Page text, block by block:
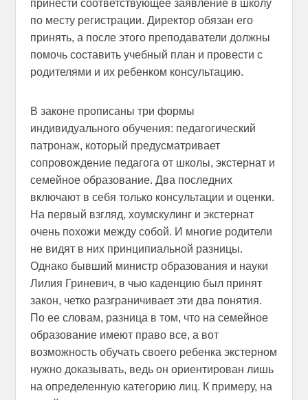
принести соответствующее заявление в школу
по месту регистрации. Директор обязан его
принять, а после этого преподаватели должны
помочь составить учебный план и провести с
родителями и их ребенком консультацию.
В законе прописаны три формы
индивидуального обучения: педагогический
патронаж, который предусматривает
сопровождение педагога от школы, экстернат и
семейное образование. Два последних
включают в себя только консультации и оценки.
На первый взгляд, хоумскулинг и экстернат
очень похожи между собой. И многие родители
не видят в них принципиальной разницы.
Однако бывший министр образования и науки
Лилия Гриневич, в чью каденцию был принят
закон, четко разграничивает эти два понятия.
По ее словам, разница в том, что на семейное
образование имеют право все, а вот
возможность обучать своего ребенка экстерном
нужно доказывать, ведь он ориентирован лишь
на определенную категорию лиц. К примеру, на